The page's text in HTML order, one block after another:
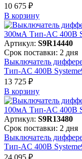
10 675 ₽
В корзинy
Артикул: S9R14440
Срок поставки: 2 дня
Выключатель
Тип-AC 400В
13 725 ₽
В корзинy
Артикул: S9R13480
Срок поставки: 2 дня
Выключатель
Тип-AC 400В
24 095 ₽